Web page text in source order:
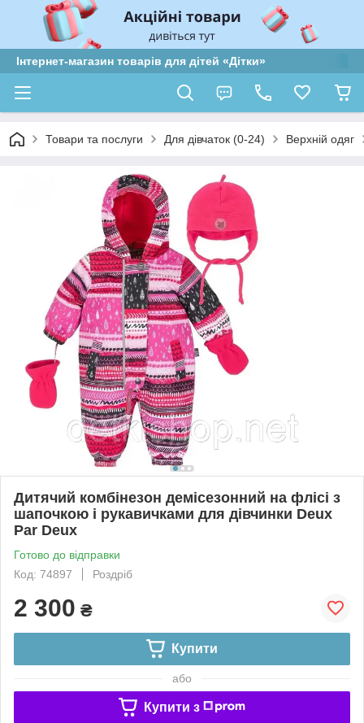
Інтернет-магазин товарів для дітей «Дітки»
Товари та послуги Для дівчаток (0-24) Верхній одяг
Дитячий комбінезон демісезонний на флісі з
шапочкою і рукавичками для дівчинки Deux
Par Deux
Готово до відправки
Код: 74897
Роздріб
2 300 ₴
Купити
або
Купити з